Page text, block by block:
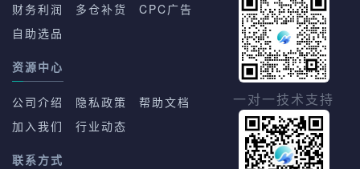
财务利润 多仓补货
CPC广告
自助选品
资源中心
公司介绍 隐私政策
帮助文档
加入我们
行业动态
联系方式
一对一技术支持